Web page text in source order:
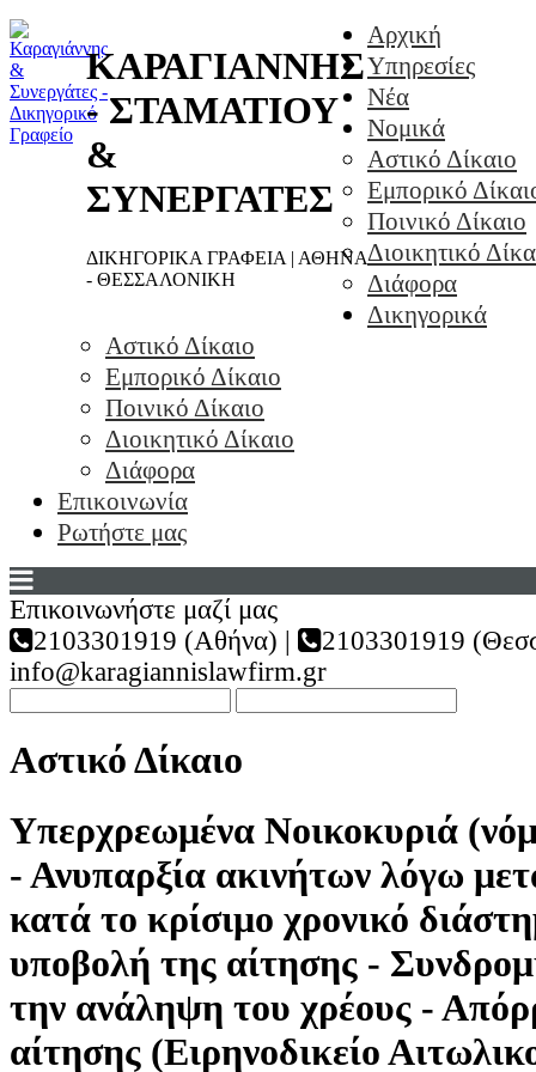
ΚΑΡΑΓΙΑΝΝΗΣ
- ΣΤΑΜΑΤΙΟΥ
&
ΣΥΝΕΡΓΑΤΕΣ
ΔΙΚΗΓΟΡΙΚΑ ΓΡΑΦΕΙΑ | ΑΘΗΝΑ
- ΘΕΣΣΑΛΟΝΙΚΗ
Αρχική
Υπηρεσίες
Νέα
Νομικά
Αστικό Δίκαιο
Εμπορικό
Ποινικό Δίκαιο
Διοικητικό
Διάφορα
Δικηγορικά
Αστικό Δίκαιο
Εμπορικό Δίκαιο
Ποινικό Δίκαιο
Διοικητικό Δίκαιο
Διάφορα
Επικοινωνία
Ρωτήστε μας
Επικοινωνήστε μαζί μας
2103301919 (Αθήνα) |
2103301919
info@karagiannislawfirm.gr
Αστικό Δίκαιο
Υπερχρεωμένα Νοικοκυριά
- Ανυπαρξία ακινήτων λόγω
κατά το κρίσιμο χρονικό
υποβολή της αίτησης -
την ανάληψη του χρέους -
αίτησης (Ειρηνοδικείο